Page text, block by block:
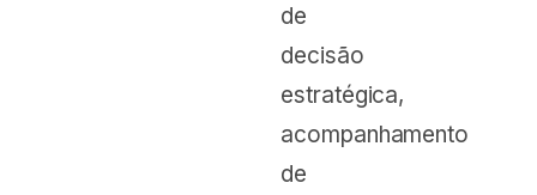
de
decisão
estratégica,
acompanhamento
de